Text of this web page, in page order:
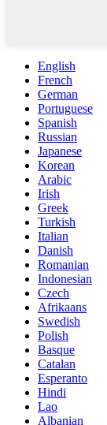
English
French
German
Portuguese
Spanish
Russian
Japanese
Korean
Arabic
Irish
Greek
Turkish
Italian
Danish
Romanian
Indonesian
Czech
Afrikaans
Swedish
Polish
Basque
Catalan
Esperanto
Hindi
Lao
Albanian